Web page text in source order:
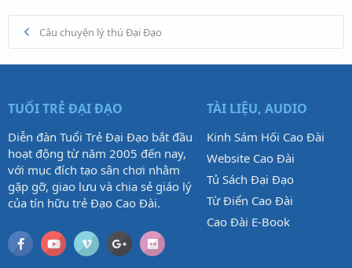
Câu chuyện lý thú Đại Đạo
TUỔI TRẺ ĐẠI ĐẠO
Diễn đàn Tuổi Trẻ Đại Đạo bắt đầu
hoạt động từ năm 2005 đến nay,
với mục đích tạo sân chơi nhằm
gặp gỡ, giao lưu và chia sẻ giáo lý
của tín hữu trẻ Đạo Cao Đài.
TÀI LIỆU, AUDIO
Kinh Sám Hối Cao Đài
Website Cao Đài
Tủ Sách Đại Đạo
Từ Điển Cao Đài
Cao Đài E-Book